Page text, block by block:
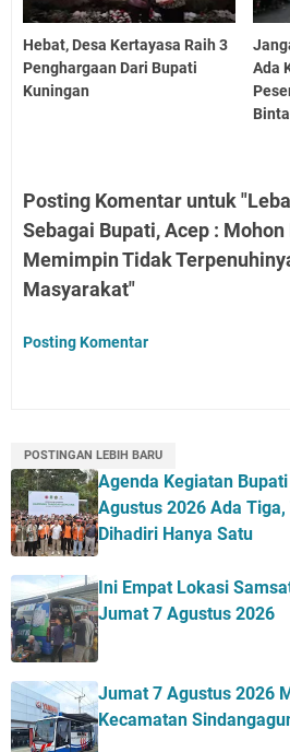
Hebat, Desa Kertayasa Raih 3
Penghargaan Dari Bupati
Kuningan
Ada
Posting Komentar untuk
Sebagai Bupati, Acep :
Memimpin Tidak
Masyarakat"
Posting Komentar
POSTINGAN LEBIH BARU
Agenda Kegiatan
Agustus 2026 Ada
Dihadiri Hanya Satu
Ini Empat Lokasi
Jumat 7 Agustus 2026
Jumat 7 Agustus 2026
Kecamatan